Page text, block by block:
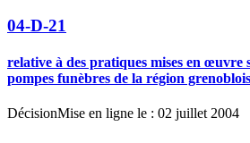
04-D-21
relative à des pratiques mises en œuvre
pompes funèbres de la région
DécisionMise en ligne le : 02 juillet 2004